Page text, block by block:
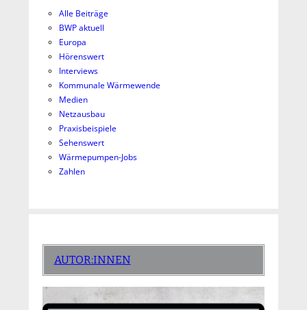
Alle Beiträge
BWP aktuell
Europa
Hörenswert
Interviews
Kommunale Wärmewende
Medien
Netzausbau
Praxisbeispiele
Sehenswert
Wärmepumpen-Jobs
Zahlen
AUTOR:INNEN